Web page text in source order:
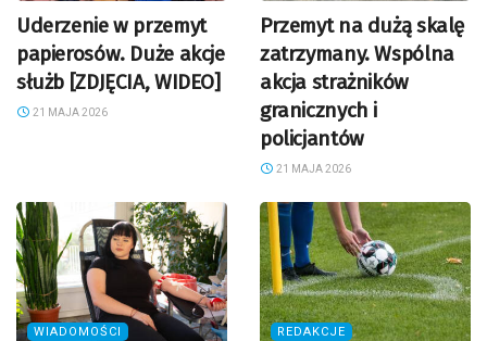
Uderzenie w przemyt
papierosów. Duże akcje
służb [ZDJĘCIA, WIDEO]
21 MAJA 2026
Przemyt na dużą skalę
zatrzymany. Wspólna
akcja strażników
granicznych i
policjantów
21 MAJA 2026
WIADOMOŚCI REDAKCJE